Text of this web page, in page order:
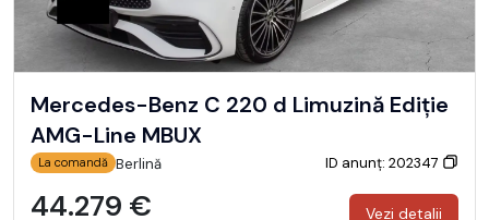
Mercedes-Benz C 220 d Limuzină Ediție
AMG-Line MBUX
La comandă Berlină ID anunț: 202347
44.279 € Vezi detalii